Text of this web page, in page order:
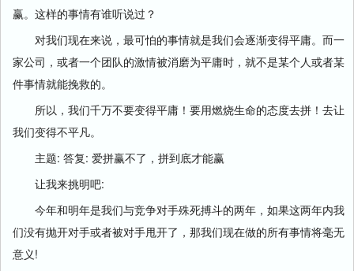
赢。这样的事情有谁听说过？
对我们现在来说，最可怕的事情就是我们会逐渐变得平庸。而一
家公司，或者一个团队的激情被消磨为平庸时，就不是某个人或者某
件事情就能挽救的。
所以，我们千万不要变得平庸！要用燃烧生命的态度去拼！去让
我们变得不平凡。
主题: 答复: 爱拼赢不了，拼到底才能赢
让我来挑明吧:
今年和明年是我们与竞争对手殊死搏斗的两年，如果这两年内我
们没有抛开对手或者被对手甩开了，那我们现在做的所有事情将毫无
意义!